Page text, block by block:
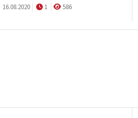
16.08.2020
1 586